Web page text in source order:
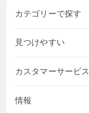
カテゴリーで探す
見つけやすい
カスタマーサービス
情報